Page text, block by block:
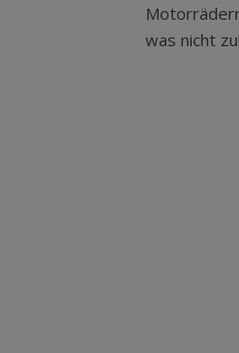
was nicht